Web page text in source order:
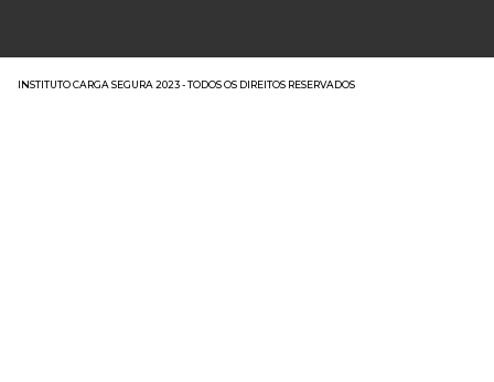
INSTITUTO CARGA SEGURA 2023 - TODOS OS DIREITOS RESERVADOS